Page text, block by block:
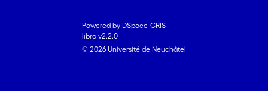
Powered by DSpace-CRIS
libra v2.2.0
© 2026 Université de Neuchâtel